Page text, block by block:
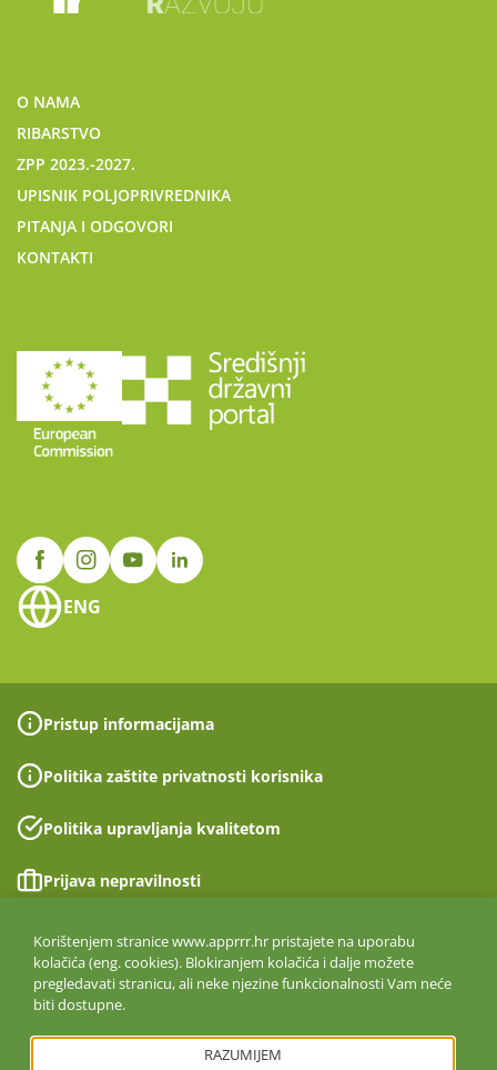
O NAMA
RIBARSTVO
ZPP 2023.-2027.
UPISNIK POLJOPRIVREDNIKA
PITANJA I ODGOVORI
KONTAKTI
ENG
Pristup informacijama
Politika zaštite privatnosti korisnika
Politika upravljanja kvalitetom
Prijava nepravilnosti
Izjava o pristupačnosti
Politika informacijske sigurnosti
ISO 27001:2022
Korištenjem stranice www.apprrr.hr pristajete na uporabu
kolačića (eng. cookies). Blokiranjem kolačića i dalje možete
pregledavati stranicu, ali neke njezine funkcionalnosti Vam neće
biti dostupne.
RAZUMIJEM